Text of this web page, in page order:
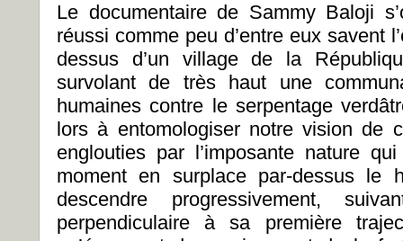
Le documentaire de Sammy Baloji
réussi comme peu d’entre eux savent
dessus d’un village de la
survolant de très haut une
humaines contre le serpentage
lors à entomologiser notre vision de
englouties par l’imposante nature
moment en surplace par-dessus le
descendre progressivement,
perpendiculaire à sa première